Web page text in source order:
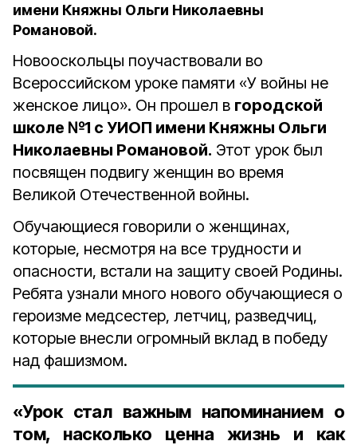
имени Княжны Ольги Николаевны
Романовой.
Новооскольцы поучаствовали во
Всероссийском уроке памяти «У войны не
женское лицо». Он прошел в городской
школе №1 с УИОП имени Княжны Ольги
Николаевны Романовой. Этот урок был
посвящен подвигу женщин во время
Великой Отечественной войны.
Обучающиеся говорили о женщинах,
которые, несмотря на все трудности и
опасности, встали на защиту своей Родины.
Ребята узнали много нового обучающиеся о
героизме медсестер, летчиц, разведчиц,
которые внесли огромный вклад в победу
над фашизмом.
«Урок стал важным напоминанием о
том, насколько ценна жизнь и как